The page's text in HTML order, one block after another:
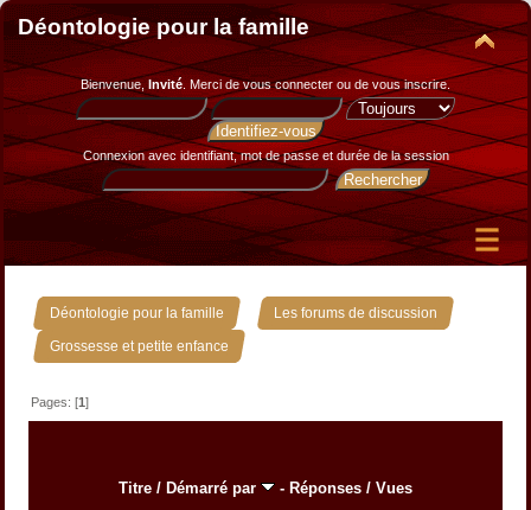
Déontologie pour la famille
Bienvenue, Invité. Merci devous connecter ou de vous inscrire.
Connexion avec identifiant, mot de passe et durée de la session
Déontologie pour la famille » Les forums de discussion »
Grossesse et petite enfance
Pages: [1]
Titre / Démarré par - Réponses / Vues